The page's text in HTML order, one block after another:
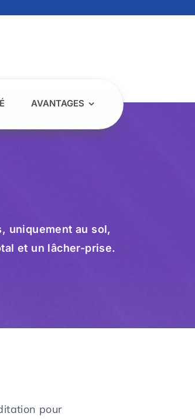
AVANTAGES
uniquement au sol,
et un lâcher-prise.
pour